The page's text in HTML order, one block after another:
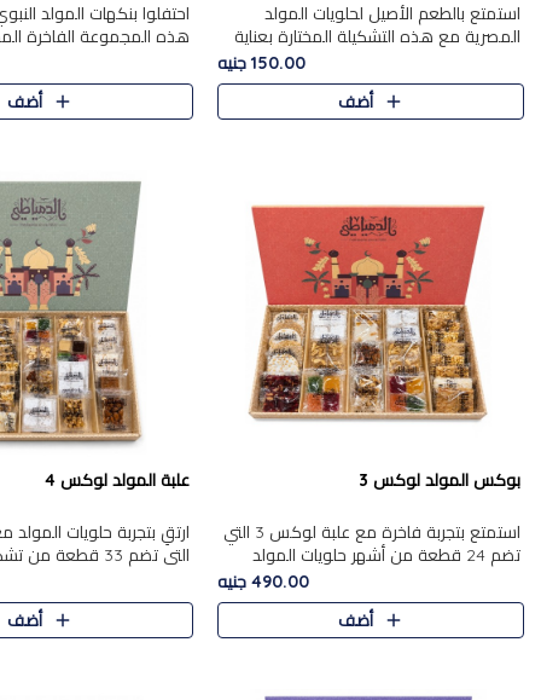
استمتع بالطعم الأصيل لحلويات المولد
المصرية مع هذه التشكيلة المختارة بعناية
من 9 قطع. تتضمن التشكيلة جوزرية مع
فول،ملبان سادة، ملبان
150.00 جنيه
أضف
احتفلوا بنكهات المولد
قطعة، والتي تم اختيارها
تشكيلة واسعة من الحلويات
المفضلة. تشمل المجموعة
أضف
بوكس المولد لوكس 3
استمتع بتجربة فاخرة مع علبة لوكس 3 التي
تضم 24 قطعة من أشهر حلويات المولد
الشرقية المختارة بعناية. تحتوي التشكيلة على
الجزرية بالفول، والملب..
490.00 جنيه
أضف
علبة المولد لوكس 4
التي تضم 33 قطعة
ومتنوعة من أشهر
العلبة على الجزرية بالفول،..
أضف